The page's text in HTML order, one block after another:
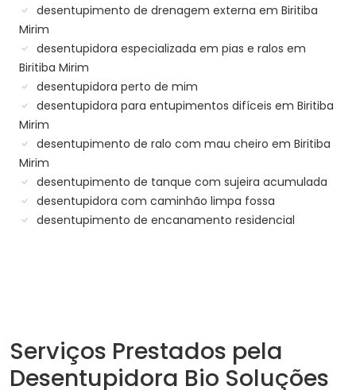
desentupimento de drenagem externa em Biritiba
Mirim
desentupidora especializada em pias e ralos em
Biritiba Mirim
desentupidora perto de mim
desentupidora para entupimentos difíceis em Biritiba
Mirim
desentupimento de ralo com mau cheiro em Biritiba
Mirim
desentupimento de tanque com sujeira acumulada
desentupidora com caminhão limpa fossa
desentupimento de encanamento residencial
Serviços Prestados pela
Desentupidora Bio Soluções